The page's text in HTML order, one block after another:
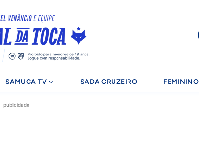
SAMUCA TV SADA CRUZEIRO FEMININO
publicidade